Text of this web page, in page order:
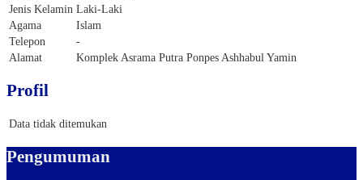
Jenis Kelamin Laki-Laki
Agama
Islam
Telepon
-
Alamat
Komplek Asrama Putra Ponpes Ashhabul Yamin
Profil
Data tidak ditemukan
Pengumuman